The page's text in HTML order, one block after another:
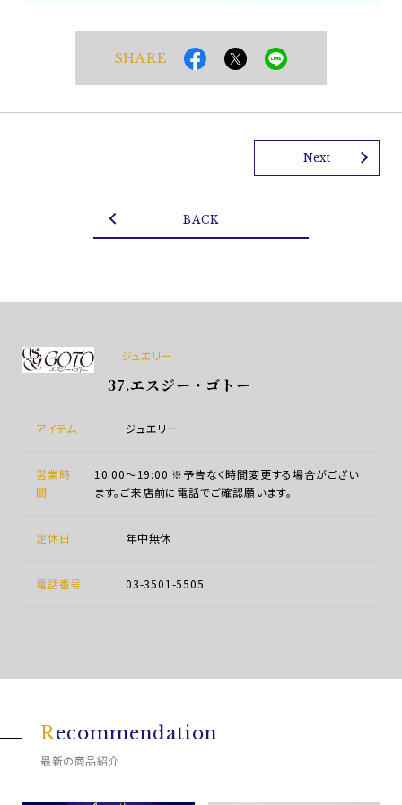
SHARE
Next
BACK
ジュエリー
37.エスジー・ゴトー
アイテム ジュエリー
営業時
間
10:00～19:00 ※予告なく時間変更する場合がござい
ます。ご来店前に電話でご確認願います。
定休日 年中無休
電話番号 03-3501-5505
Recommendation
最新の商品紹介